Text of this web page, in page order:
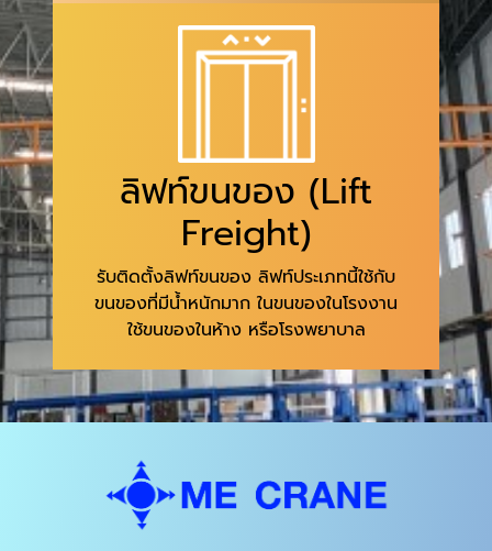
ลิฟท์ขนของ (Lift
Freight)
รับติดตั้งลิฟท์ขนของ ลิฟท์ประเภทนี้ใช้กับ
ขนของที่มีน้ำหนักมาก ในขนของในโรงงาน
ใช้ขนของในห้าง หรือโรงพยาบาล